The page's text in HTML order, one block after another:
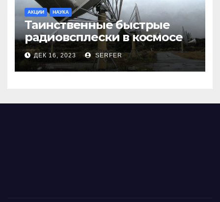
АКЦИИ НАУКА
Таинственные быстрые
радиовсплески в космосе
сделались все более
странными
ДЕК 16, 2023 SERFER